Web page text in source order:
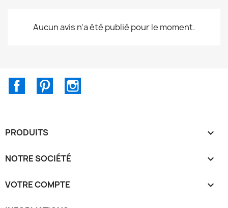
Aucun avis n'a été publié pour le moment.
FacebookPinterest
PRODUITS 
NOTRE SOCIÉTÉ 
VOTRE COMPTE 